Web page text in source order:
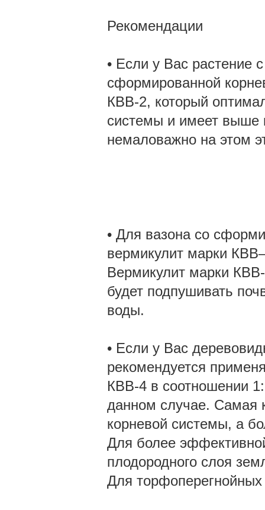
Рекомендации
• Если у Вас растение
сформированной
КВВ-2, который
системы и имеет выше
немаловажно на этом
• Для вазона со
вермикулит марки
Вермикулит марки
будет подпушивать
воды.
• Если у Вас
рекомендуется
КВВ-4 в соотношении
данном случае. Самая
корневой системы, а
Для более
плодородного слоя
Для